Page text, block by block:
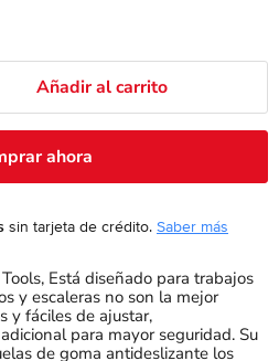
Añadir al carrito
ahora
sin tarjeta de crédito. Saber más
Está diseñado para trabajos
y escaleras no son la mejor
y fáciles de ajustar,
para mayor seguridad. Su
de goma antideslizante los